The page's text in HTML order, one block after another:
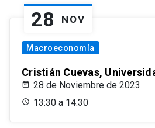
28 NOV
Macroeconomía
Cristián Cuevas,
28 de Noviembre de 2023
13:30 a 14:30